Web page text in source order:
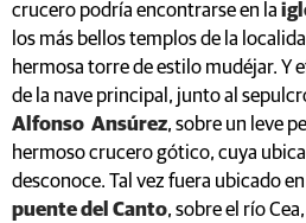
crucero podría encontrarse en la
los más bellos templos de la
hermosa torre de estilo mudéjar. Y
de la nave principal, junto al
Alfonso Ansúrez, sobre un leve
hermoso crucero gótico, cuya
desconoce. Tal vez fuera ubicado
puente del Canto, sobre el río